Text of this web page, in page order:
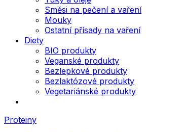
Směsi na pečení a vaření
Mouky
Ostatní přísady na vaření
Diety
BIO produkty
Veganské produkty
Bezlepkové produkty
Bezlaktózové produkty
Vegetariánské produkty
Proteiny